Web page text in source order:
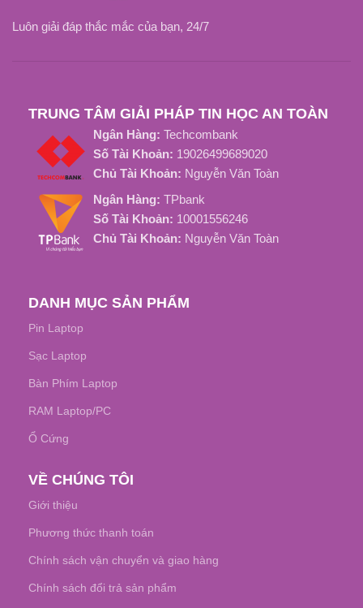
-20độ C đến 75độ C
Dưới 4 tiếng
TUỔI THỌ PIN
Khoảng 1000 Chu kỳ sạc
-20 độ C đến 80 độ C
Khoảng 1000 Chu kỳ sạc
Luôn giải đáp thắc mắc của bạn, 24/7
TRUNG TÂM GIẢI PHÁP TIN HỌC AN TOÀN
Ngân Hàng: Techcombank
Số Tài Khoản: 19026499689020
Chủ Tài Khoản: Nguyễn Văn Toàn
Ngân Hàng: TPbank
Số Tài Khoản: 10001556246
Chủ Tài Khoản: Nguyễn Văn Toàn
DANH MỤC SẢN PHẨM
Pin Laptop
Sạc Laptop
Bàn Phím Laptop
RAM Laptop/PC
Ổ Cứng
VỀ CHÚNG TÔI
Giới thiệu
Phương thức thanh toán
Chính sách vận chuyển và giao hàng
Chính sách đổi trả sản phẩm